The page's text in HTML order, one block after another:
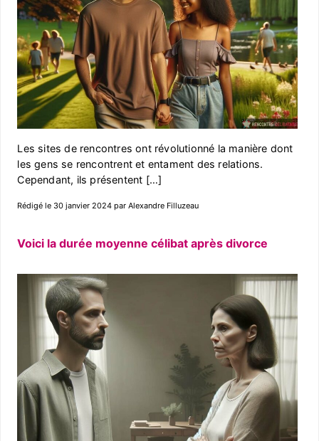
Les sites de rencontres ont révolutionné la manière dont
les gens se rencontrent et entament des relations.
Cependant, ils présentent […]
Rédigé le 30 janvier 2024 par Alexandre Filluzeau
Voici la durée moyenne célibat après divorce